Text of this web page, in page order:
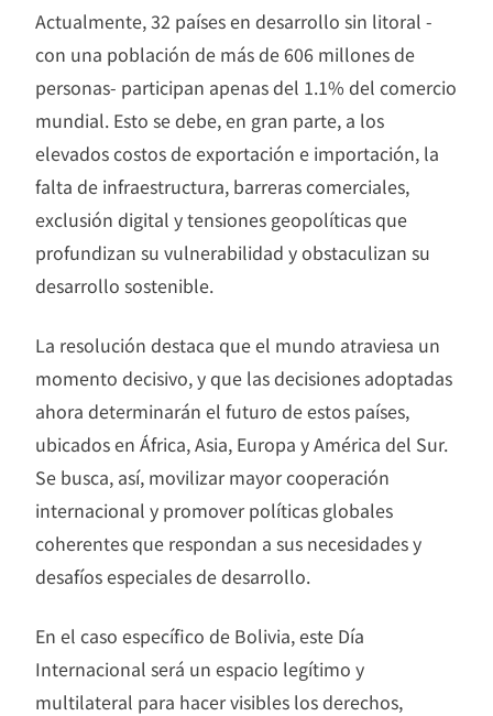
Actualmente, 32 países en desarrollo sin litoral -
con una población de más de 606 millones de
personas- participan apenas del 1.1% del comercio
mundial. Esto se debe, en gran parte, a los
elevados costos de exportación e importación, la
falta de infraestructura, barreras comerciales,
exclusión digital y tensiones geopolíticas que
profundizan su vulnerabilidad y obstaculizan su
desarrollo sostenible.
La resolución destaca que el mundo atraviesa un
momento decisivo, y que las decisiones adoptadas
ahora determinarán el futuro de estos países,
ubicados en África, Asia, Europa y América del Sur.
Se busca, así, movilizar mayor cooperación
internacional y promover políticas globales
coherentes que respondan a sus necesidades y
desafíos especiales de desarrollo.
En el caso específico de Bolivia, este Día
Internacional será un espacio legítimo y
multilateral para hacer visibles los derechos,